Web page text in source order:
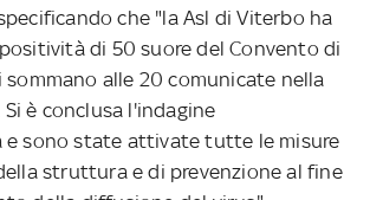
che "la Asl di Viterbo ha
di 50 suore del Convento di
sommano alle 20 comunicate nella
è conclusa l'indagine
e sono state attivate tutte le misure
struttura e di prevenzione al fine